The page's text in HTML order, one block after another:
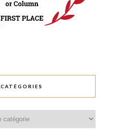
CATÉGORIES